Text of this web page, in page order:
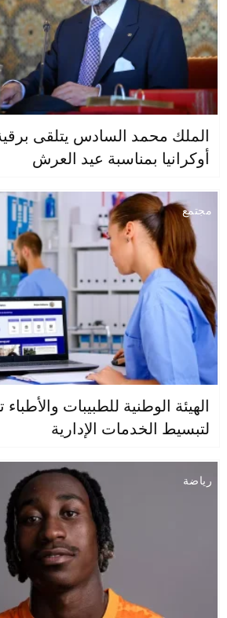
الملك محمد السادس يتلقى
أوكرانيا بمناسبة عيد العرش
مجتمع
الهيئة الوطنية للطبيبات
لتبسيط الخدمات الإدارية
رياضة